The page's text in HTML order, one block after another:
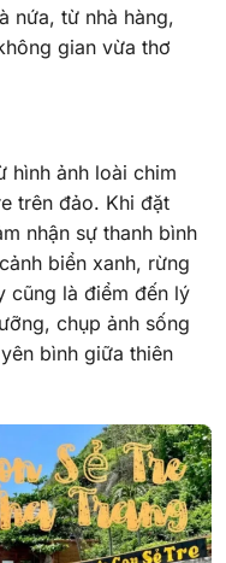
nứa, từ nhà hàng,
gian vừa thơ
hình ảnh loài chim
trên đảo. Khi đặt
nhận sự thanh bình
biển xanh, rừng
cũng là điểm đến lý
chụp ảnh sống
bình giữa thiên